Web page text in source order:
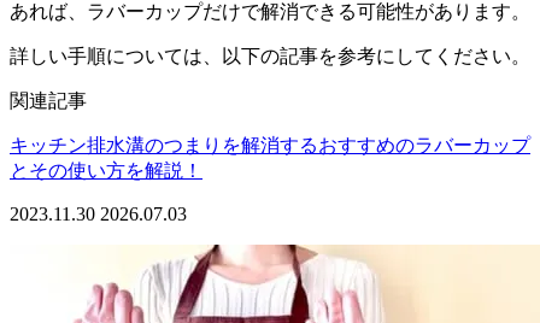
あれば、ラバーカップだけで解消できる可能性があります。
詳しい手順については、以下の記事を参考にしてください。
関連記事
キッチン排水溝のつまりを解消するおすすめのラバーカップ
とその使い方を解説！
2023.11.30 2026.07.03